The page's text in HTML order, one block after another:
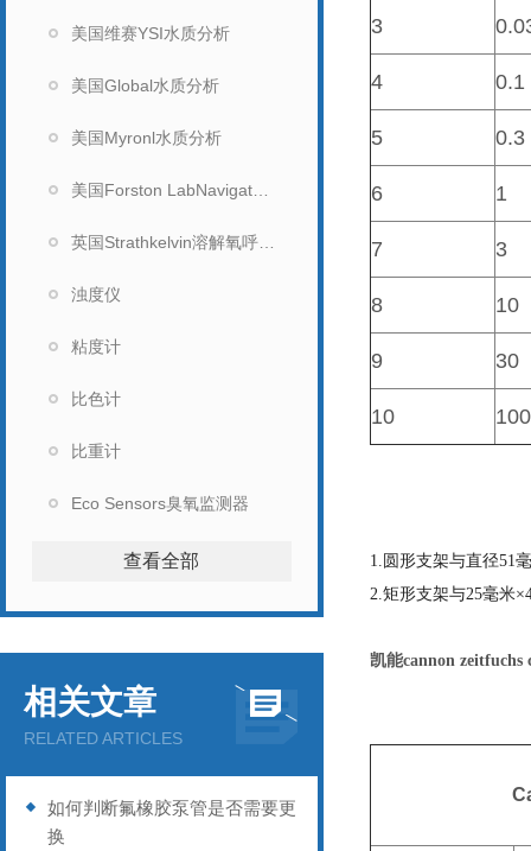
美国维赛YSI水质分析
美国Global水质分析
美国Myronl水质分析
浊度仪
粘度计
比色计
比重计
Eco Sensors臭氧监测器
查看全部
相关文章
RELATED ARTICLES
如何判断氟橡胶泵管是否需要更
换
3
4 0.1
5 0.3
6 1
7 3
8 10
9 30
10 100
1. 圆形支架与直径51
2.矩形支架与25毫米
凯能cannon zeitfuchs